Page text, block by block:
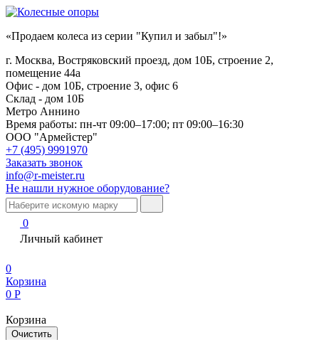
«Продаем колеса из серии "Купил и забыл"!»
г. Москва, Востряковский проезд, дом 10Б, строение 2,
помещение 44а
Офис - дом 10Б, строение 3, офис 6
Склад - дом 10Б
Метро Аннино
Время работы: пн-чт 09:00–17:00; пт 09:00–16:30
ООО "Армейстер"
+7 (495) 9991970
Заказать звонок
info@r-meister.ru
Не нашли нужное оборудование?
0
Личный кабинет
0
Корзина
0 Р
Корзина
Очистить